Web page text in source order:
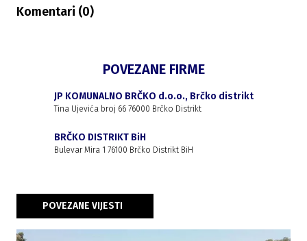
Komentari (0)
POVEZANE FIRME
JP KOMUNALNO BRČKO d.o.o., Brčko distrikt
Tina Ujevića broj 66 76000 Brčko Distrikt
BRČKO DISTRIKT BiH
Bulevar Mira 1 76100 Brčko Distrikt BiH
POVEZANE VIJESTI